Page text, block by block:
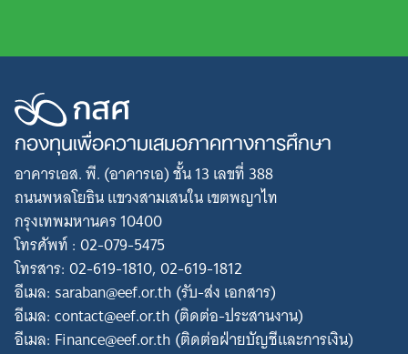
กองทุนเพื่อความเสมอภาคทางการศึกษา
อาคารเอส. พี. (อาคารเอ) ชั้น 13 เลขที่ 388
ถนนพหลโยธิน แขวงสามเสนใน เขตพญาไท
กรุงเทพมหานคร 10400
โทรศัพท์ : 02-079-5475
โทรสาร: 02-619-1810, 02-619-1812
อีเมล: saraban@eef.or.th (รับ-ส่ง เอกสาร)
อีเมล: contact@eef.or.th (ติดต่อ-ประสานงาน)
อีเมล: Finance@eef.or.th (ติดต่อฝ่ายบัญชีและการเงิน)